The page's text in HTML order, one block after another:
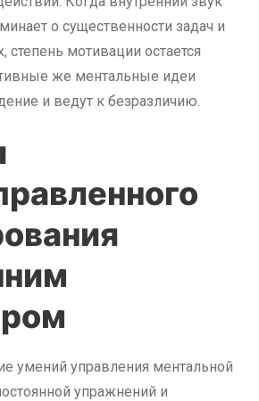
о существенности задач и
степень мотивации остается
же ментальные идеи
и ведут к безразличию.
умений управления ментальной
упражнений и